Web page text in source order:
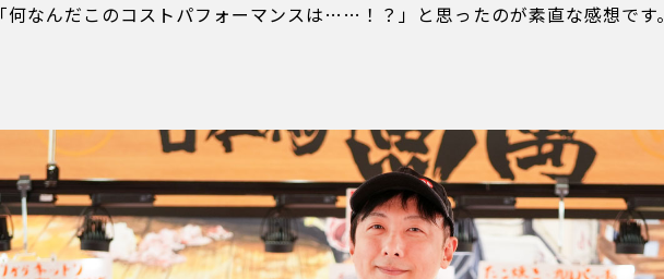
「何なんだこのコストパフォーマンスは……！？」と思ったのが素直な感想です。